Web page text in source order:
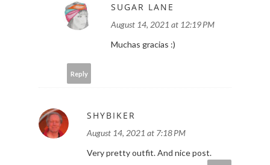
SUGAR LANE
August 14, 2021 at 12:19 PM
Muchas gracias :)
Reply
SHYBIKER
August 14, 2021 at 7:18 PM
Very pretty outfit. And nice post.